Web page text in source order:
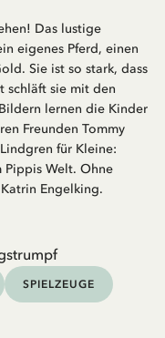
Das lustige
eigenes Pferd, einen
Sie ist so stark, dass
schläft sie mit den
lernen die Kinder
Freunden Tommy
für Kleine:
Pippis Welt. Ohne
Engelking.
SPIELZEUGE